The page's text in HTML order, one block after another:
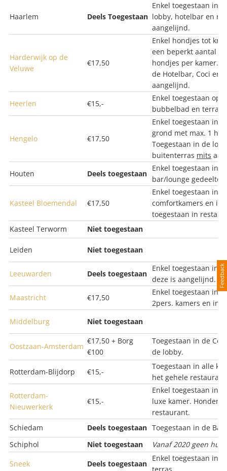
Haarlem Deels Toegestaan
Enkel toegestaan in
lobby, hotelbar en
aangelijnd.
Harderwijk op de
Veluwe
€17,50
Enkel hondjes tot
een beperkt aantal
hondjes per kamer.
de Hotelbar, Coci en
aangelijnd.
Heerlen
€15,-
Enkel toegestaan op
bubbelbad en terras
Hengelo €17,50
Enkel toegestaan in
grond met max. 1
Toegestaan in de
buitenterras mits
Houten
Deels toegestaan
Enkel toegestaan in
bar/lounge gedeelte.
Kasteel Bloemendal €17,50
Enkel toegestaan in
comfortkamers en in
toegestaan in
Kasteel Terworm
Niet toegestaan
Leiden Niet toegestaan
Leeuwarden Deels toegestaan
Enkel toegestaan in
deze is aangelijnd.
Maastricht
€17,50
Enkel toegestaan in
2pers. kamers en in
Middelburg
Niet toegestaan
Oostzaan-Amsterdam
€17,50 + Borg
€100
Toegestaan in de
de lobby.
Rotterdam-Blijdorp €15,-
Toegestaan in alle
het gehele
Rotterdam-
Nieuwerkerk
€15,-
Enkel toegestaan in
luxe kamer. Honden
restaurant.
Schiedam
Deels toegestaan Toegestaan in de
Schiphol
Niet toegestaan
Vanaf 2020 geen
Sneek
Deels toegestaan
Enkel toegestaan in
Feedback